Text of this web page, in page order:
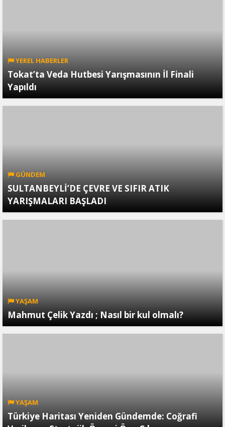
YEREL HABERLER
Tokat’ta Veda Hutbesi Yarışmasının İl Finali
Yapıldı
GÜNDEM
SULTANBEYLİ’DE ÇEVRE VE SIFIR ATIK
YARIŞMALARI BAŞLADI
YAŞAM
Mahmut Çelik Yazdı ; Nasıl bir kul olmalı?
YAŞAM
Türkiye Haritası Yeniden Gündemde: Coğrafi